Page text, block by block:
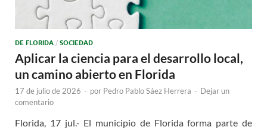
DE FLORIDA / SOCIEDAD
Aplicar la ciencia para el desarrollo local,
un camino abierto en Florida
17 de julio de 2026 - por Pedro Pablo Sáez Herrera - Dejar un
comentario
Florida, 17 jul.- El municipio de Florida forma parte de